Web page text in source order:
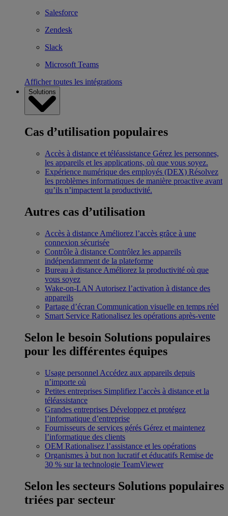
Salesforce
Zendesk
Slack
Microsoft Teams
Afficher toutes les intégrations
Solutions
Cas d’utilisation populaires
Accès à distance et téléassistance Gérez les personnes,
les appareils et les applications, où que vous soyez.
Expérience numérique des employés (DEX) Résolvez
les problèmes informatiques de manière proactive avant
qu’ils n’impactent la productivité.
Autres cas d’utilisation
Accès à distance Améliorez l’accès grâce à une
connexion sécurisée
Contrôle à distance Contrôlez les appareils
indépendamment de la plateforme
Bureau à distance Améliorez la productivité où que
vous soyez
Wake-on-LAN Autorisez l’activation à distance des
appareils
Partage d’écran Communication visuelle en temps réel
Smart Service Rationalisez les opérations après-vente
Selon le besoin Solutions populaires
pour les différentes équipes
Usage personnel Accédez aux appareils depuis
n’importe où
Petites entreprises Simplifiez l’accès à distance et la
téléassistance
Grandes entreprises Développez et protégez
l’informatique d’entreprise
Fournisseurs de services gérés Gérez et maintenez
l’informatique des clients
OEM Rationalisez l’assistance et les opérations
Organismes à but non lucratif et éducatifs Remise de
30 % sur la technologie TeamViewer
Selon les secteurs Solutions populaires
triées par secteur